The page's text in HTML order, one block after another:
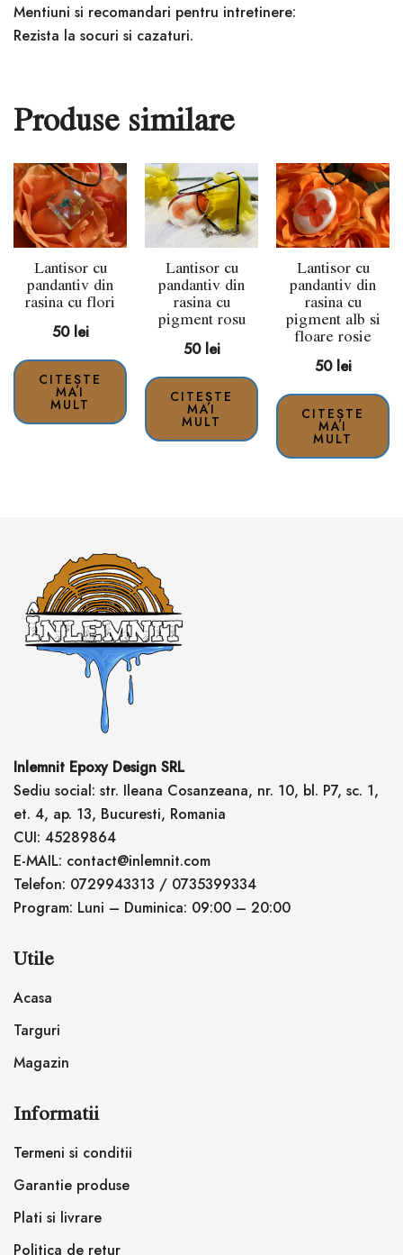
Mentiuni si recomandari pentru intretinere:
Rezista la socuri si cazaturi.
Produse similare
Lantisor cu
pandantiv din
rasina cu flori
50 lei
CITEȘTE
MAI
MULT
Lantisor cu
pandantiv din
rasina cu
pigment rosu
50 lei
CITEȘTE
MAI
MULT
Lantisor cu
pandantiv din
rasina cu
pigment alb si
floare rosie
50 lei
CITEȘTE
MAI
MULT
Inlemnit Epoxy Design SRL
Sediu social: str. Ileana Cosanzeana, nr. 10, bl. P7, sc. 1,
et. 4, ap. 13, Bucuresti, Romania
CUI: 45289864
E-MAIL: contact@inlemnit.com
Telefon: 0729943313 / 0735399334
Program: Luni – Duminica: 09:00 – 20:00
Utile
Acasa
Targuri
Magazin
Informatii
Termeni si conditii
Garantie produse
Plati si livrare
Politica de retur